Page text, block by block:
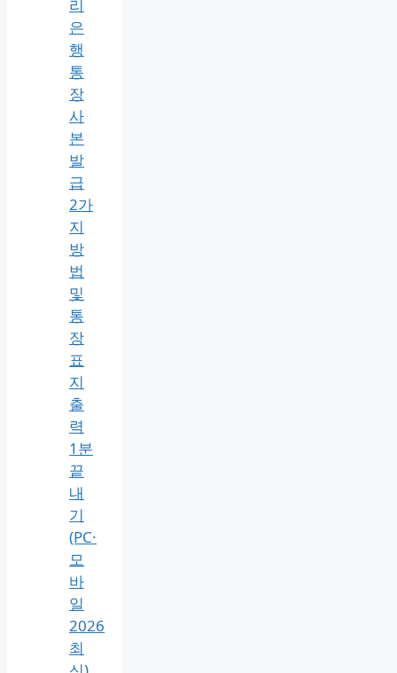
결
해
제·
레
지
스
트
리)
우
리
은
행
통
장
사
본
발
급
2가
지
방
법
및
통
장
표
지
출
력
1분